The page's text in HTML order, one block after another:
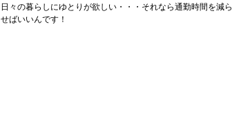
日々の暮らしにゆとりが欲しい・・・それなら通勤時間を減ら
せばいいんです！